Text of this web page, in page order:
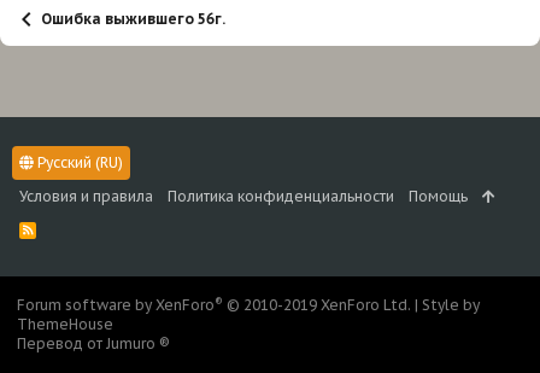
Ошибка выжившего 56г.
Русский (RU)
Условия и правила
Политика конфиденциальности Помощь
R
S
Forum software by XenForo® © 2010-2019 XenForo Ltd. | Style by
ThemeHouse
Перевод от Jumuro ®